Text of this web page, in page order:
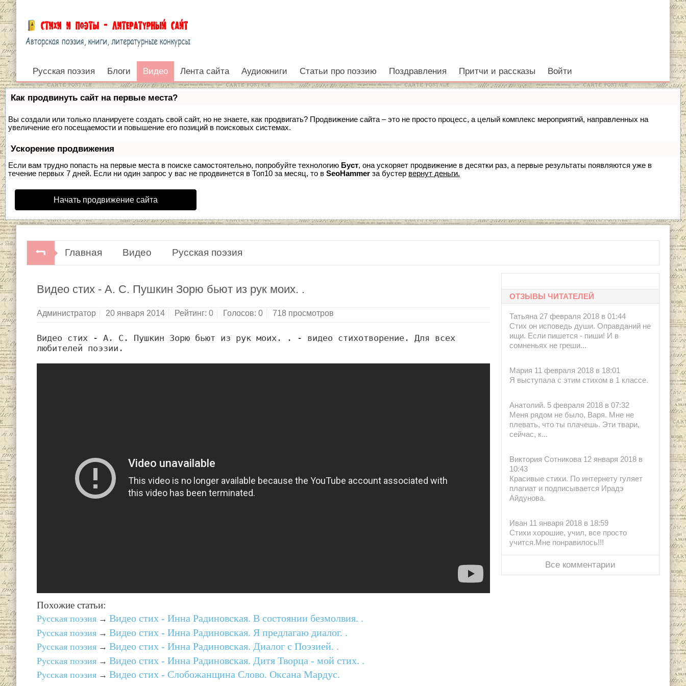
Видео
Войти
Русская поэзия Блоги Видео Лента сайта Аудиокниги Статьи про поэзию Поздравления Притчи и рассказы Войти
Как продвинуть сайт на первые места?
Вы создали или только планируете создать свой сайт, но не знаете, как продвигать? Продвижение сайта – это не просто процесс, а целый комплекс мероприятий, направленных на
увеличение его посещаемости и повышение его позиций в поисковых системах.
Ускорение продвижения
Если вам трудно попасть на первые места в поиске самостоятельно, попробуйте технологию Буст, она ускоряет продвижение в десятки раз, а первые результаты появляются уже в
течение первых 7 дней. Если ни один запрос у вас не продвинется в Топ10 за месяц, то в SeoHammer за бустер вернут деньги.
Начать продвижение сайта
Главная Видео Русская поэзия
Видео стих - А. С. Пушкин Зорю бьют из рук моих. .
Администратор 20 января 2014 Рейтинг: 0 Голосов: 0 718 просмотров
Видео стих - А. С. Пушкин Зорю бьют из рук моих. . - видео стихотворение. Для всех
любителей поэзии.
Похожие статьи:
Русская поэзия → Видео стих - Инна Радиновская. В состоянии безмолвия. .
Русская поэзия → Видео стих - Инна Радиновская. Я предлагаю диалог. .
Русская поэзия → Видео стих - Инна Радиновская. Диалог с Поэзией. .
Русская поэзия → Видео стих - Инна Радиновская. Дитя Творца - мой стих. .
Русская поэзия → Видео стих - Слобожанщина Слово. Оксана Мардус.
ОТЗЫВЫ ЧИТАТЕЛЕЙ
Татьяна 27 февраля 2018 в 01:44
Стих он исповедь души. Оправданий не
ищи. Если пишется - пиши! И в
сомненьях не греши...
Мария 11 февраля 2018 в 18:01
Я выступала с этим стихом в 1 классе.
Анатолий. 5 февраля 2018 в 07:32
Меня рядом не было, Варя. Мне не
плевать, что ты плачешь. Эти твари,
сейчас, к...
Виктория Сотникова 12 января 2018 в
10:43
Красивые стихи. По интернету гуляет
плагиат и подписывается Ирадэ
Айдунова.
Иван 11 января 2018 в 18:59
Стихи хорошие, учил, все просто
учится.Мне понравилось!!!
Все комментарии